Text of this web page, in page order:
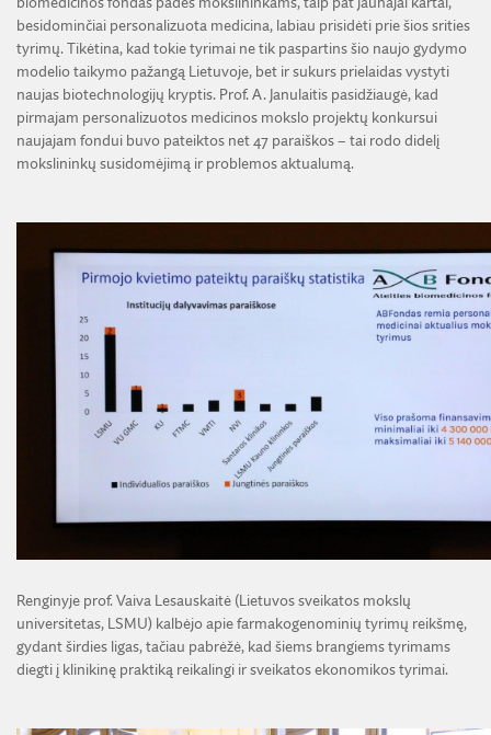
besidominčiai personalizuota medicina, labiau prisidėti prie šios srities
tyrimų. Tikėtina, kad tokie tyrimai ne tik paspartins šio naujo gydymo
modelio taikymo pažangą Lietuvoje, bet ir sukurs prielaidas vystyti
naujas biotechnologijų kryptis. Prof. A. Janulaitis pasidžiaugė, kad
pirmajam personalizuotos medicinos mokslo projektų konkursui
naujajam fondui buvo pateiktos net 47 paraiškos – tai rodo didelį
mokslininkų susidomėjimą ir problemos aktualumą.
Renginyje prof. Vaiva Lesauskaitė (Lietuvos sveikatos mokslų
universitetas, LSMU) kalbėjo apie farmakogenominių tyrimų reikšmę,
gydant širdies ligas, tačiau pabrėžė, kad šiems brangiems tyrimams
diegti į klinikinę praktiką reikalingi ir sveikatos ekonomikos tyrimai.